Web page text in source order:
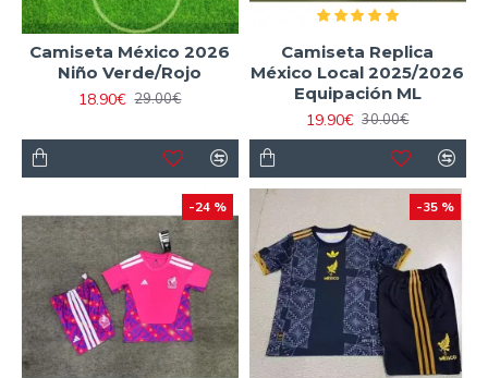
Camiseta México 2026
Niño Verde/Rojo
18.90€ 29.00€
Camiseta Replica
México Local 2025/2026
Equipación ML
19.90€ 30.00€
-24 % -35 %